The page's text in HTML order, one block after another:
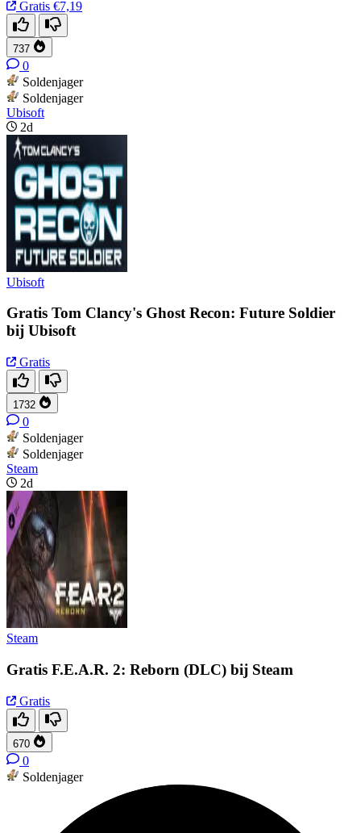
Gratis €7,19
737
0
Soldenjager
Soldenjager
Ubisoft
2d
Ubisoft
Gratis Tom Clancy's Ghost Recon: Future Soldier
bij Ubisoft
Gratis
1732
0
Soldenjager
Soldenjager
Steam
2d
Steam
Gratis F.E.A.R. 2: Reborn (DLC) bij Steam
Gratis
670
0
Soldenjager